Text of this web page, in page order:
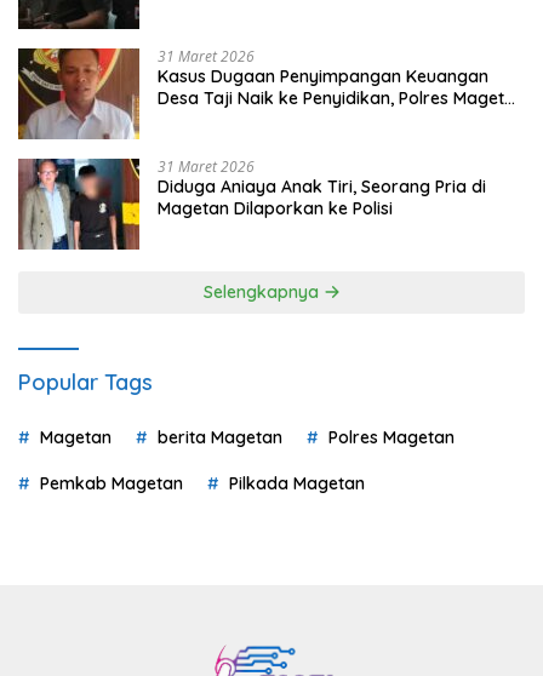
31 Maret 2026
Kasus Dugaan Penyimpangan Keuangan
Desa Taji Naik ke Penyidikan, Polres Magetan
31 Maret 2026
Diduga Aniaya Anak Tiri, Seorang Pria di
Magetan Dilaporkan ke Polisi
Selengkapnya
Popular Tags
Magetan berita Magetan Polres Magetan
Pemkab Magetan Pilkada Magetan